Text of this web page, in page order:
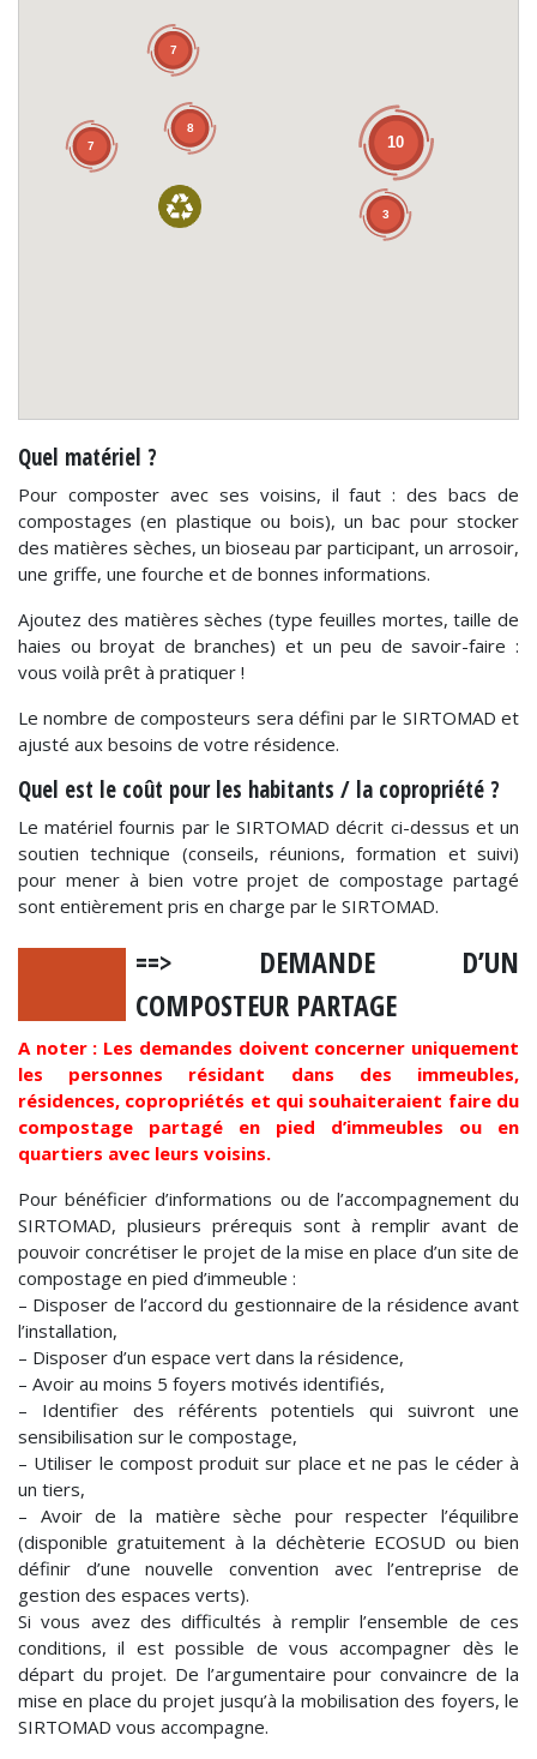
7
7
8
3
10
Quel matériel ?
Pour composter avec ses voisins, il faut : des bacs de
compostages (en plastique ou bois), un bac pour stocker
des matières sèches, un bioseau par participant, un arrosoir,
une griffe, une fourche et de bonnes informations.
Ajoutez des matières sèches (type feuilles mortes, taille de
haies ou broyat de branches) et un peu de savoir-faire :
vous voilà prêt à pratiquer !
Le nombre de composteurs sera défini par le SIRTOMAD et
ajusté aux besoins de votre résidence.
Quel est le coût pour les habitants / la copropriété ?
Le matériel fournis par le SIRTOMAD décrit ci-dessus et un
soutien technique (conseils, réunions, formation et suivi)
pour mener à bien votre projet de compostage partagé
sont entièrement pris en charge par le SIRTOMAD.
==> DEMANDE D’UN
COMPOSTEUR PARTAGE
A noter : Les demandes doivent concerner uniquement
les personnes résidant dans des immeubles,
résidences, copropriétés et qui souhaiteraient faire du
compostage partagé en pied d’immeubles ou en
quartiers avec leurs voisins.
Pour bénéficier d’informations ou de l’accompagnement du
SIRTOMAD, plusieurs prérequis sont à remplir avant de
pouvoir concrétiser le projet de la mise en place d’un site de
compostage en pied d’immeuble :
– Disposer de l’accord du gestionnaire de la résidence avant
l’installation,
– Disposer d’un espace vert dans la résidence,
– Avoir au moins 5 foyers motivés identifiés,
– Identifier des référents potentiels qui suivront une
sensibilisation sur le compostage,
– Utiliser le compost produit sur place et ne pas le céder à
un tiers,
– Avoir de la matière sèche pour respecter l’équilibre
(disponible gratuitement à la déchèterie ECOSUD ou bien
définir d’une nouvelle convention avec l’entreprise de
gestion des espaces verts).
Si vous avez des difficultés à remplir l’ensemble de ces
conditions, il est possible de vous accompagner dès le
départ du projet. De l’argumentaire pour convaincre de la
mise en place du projet jusqu’à la mobilisation des foyers, le
SIRTOMAD vous accompagne.